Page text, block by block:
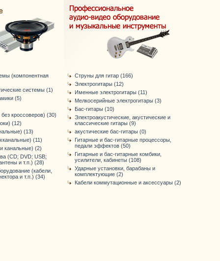
(компонентная
системы (1)
(5)
кроссоверов) (30)
(12)
(13)
(11)
канальные) (2)
(CD; DVD; USB;
и т.п.) (28)
(кабели,
и т.п.) (34)
Струны для гитар (166)
Электрогитары (12)
Именные электрогитары (11)
Мелкосерийные электрогитары (3)
Бас-гитары (10)
Электроакустические, акустические и
классические гитары (9)
акустические бас-гитары (0)
Гитарные и бас-гитарные процессоры,
педали эффектов (50)
Гитарные и бас-гитарные комбики,
усилители, кабинеты (108)
Ударные установки, барабаны и
комплектующие (2)
Кабели коммутационные и аксессуары (2)